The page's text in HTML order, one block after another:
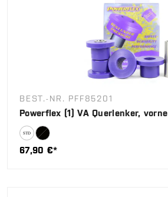
BEST.-NR. PFF85201
Powerflex (1) VA Querlenker, vorne
67,90 €*